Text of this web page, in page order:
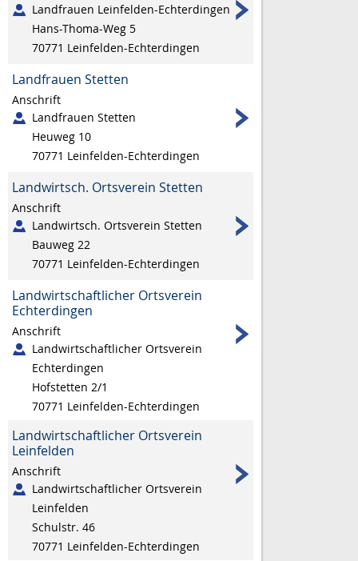
Landfrauen Leinfelden-Echterdingen
Hans-Thoma-Weg 5
70771 Leinfelden-Echterdingen
Landfrauen Stetten
Anschrift
Landfrauen Stetten
Heuweg 10
70771 Leinfelden-Echterdingen
Landwirtsch. Ortsverein Stetten
Anschrift
Landwirtsch. Ortsverein Stetten
Bauweg 22
70771 Leinfelden-Echterdingen
Landwirtschaftlicher Ortsverein
Echterdingen
Anschrift
Landwirtschaftlicher Ortsverein
Echterdingen
Hofstetten 2/1
70771 Leinfelden-Echterdingen
Landwirtschaftlicher Ortsverein
Leinfelden
Anschrift
Landwirtschaftlicher Ortsverein
Leinfelden
Schulstr. 46
70771 Leinfelden-Echterdingen